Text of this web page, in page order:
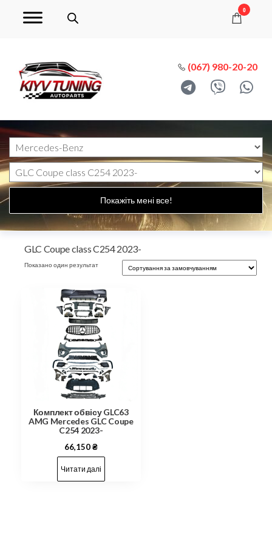
0
(067) 980-20-20
Покажіть мені все!
GLC Coupe class C254 2023-
Показано один результат
Комплект обвісу GLC63
AMG Mercedes GLC Coupe
C254 2023-
66,150₴
Читати далі